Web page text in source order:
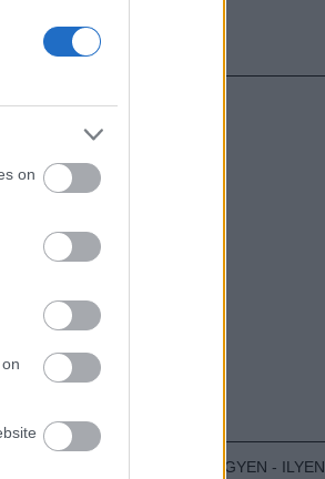
on
HIRDETÉS
BESZÁMOLÓK
ZENÉS TÁBOR A HEGYEN - ILYEN